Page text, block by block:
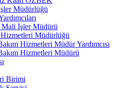
Müdürlüğü
İşler Müdürü
Hizmetleri Müdürlüğü
Hizmetleri Müdür Yardımcısı
Hizmetleri Müdürü
Birimi